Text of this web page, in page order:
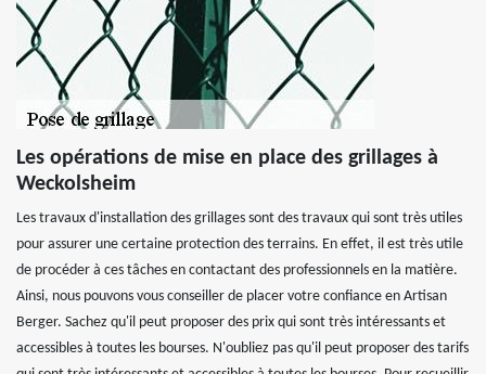
Les opérations de mise en place des grillages à
Weckolsheim
Les travaux d'installation des grillages sont des travaux qui sont très utiles
pour assurer une certaine protection des terrains. En effet, il est très utile
de procéder à ces tâches en contactant des professionnels en la matière.
Ainsi, nous pouvons vous conseiller de placer votre confiance en Artisan
Berger. Sachez qu'il peut proposer des prix qui sont très intéressants et
accessibles à toutes les bourses. N'oubliez pas qu'il peut proposer des tarifs